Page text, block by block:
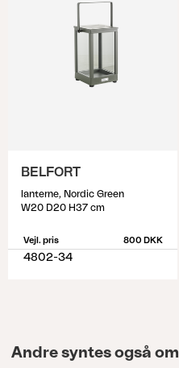
BELFORT
lanterne, Nordic Green
W20 D20 H37 cm
Vejl. pris 800 DKK
4802-34
Andre syntes også om